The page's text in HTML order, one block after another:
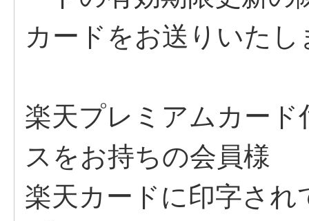
カードをお送りいたし
楽天プレミアムカー
スをお持ちの会員様
楽天カードに印字さ